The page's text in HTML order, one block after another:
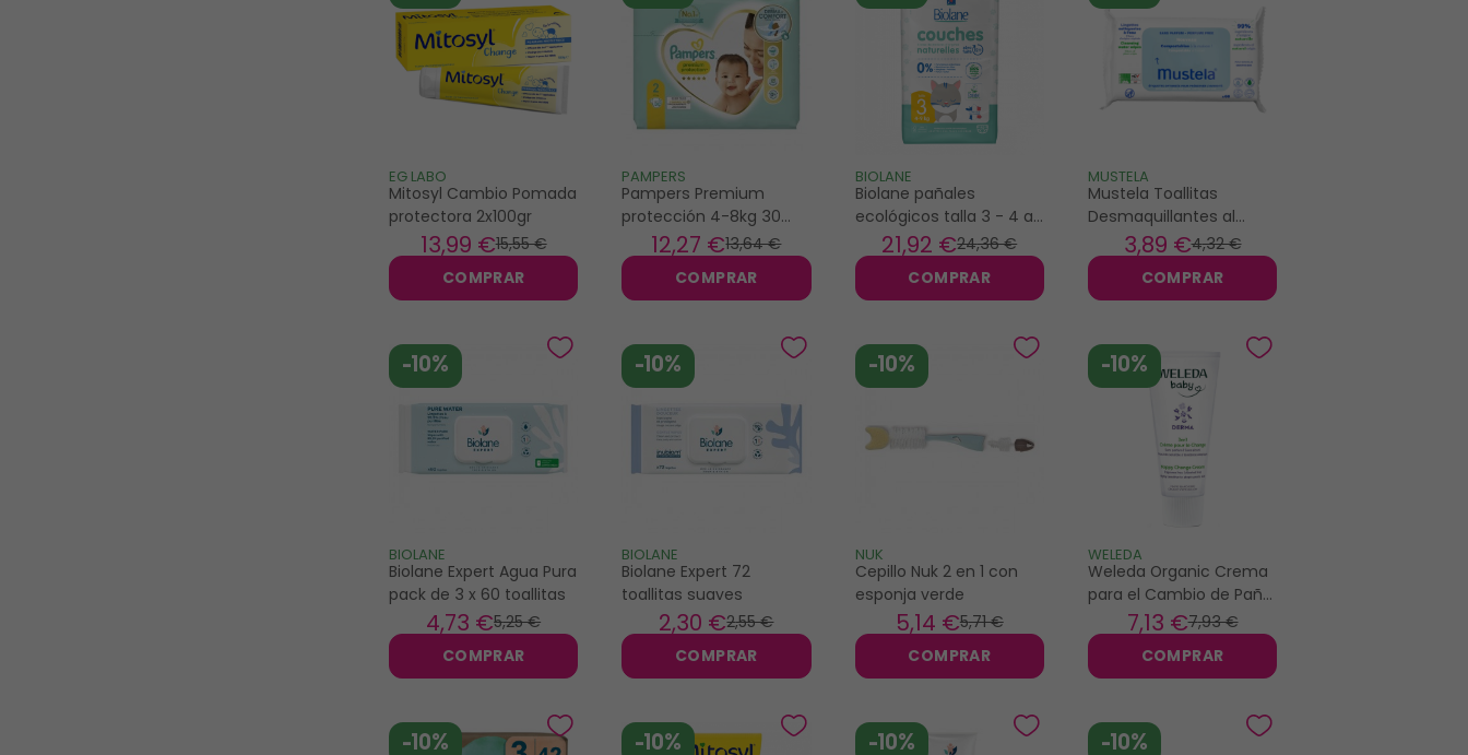
EG LABO
Mitosyl Cambio Pomada
protectora 2x100gr
15,55 €
13,99 €
COMPRAR
PAMPERS
Pampers Premium
protección 4-8kg 30
pañales talla 213,64 €
12,27 €
COMPRAR
BIOLANE
Biolane pañales
ecológicos talla 3 - 4 a
24,36 €
21,92 €
COMPRAR
MUSTELA
Mustela Toallitas
Desmaquillantes al
Agua sin Perfume
Compostables 60
Toallitas
4,32 €
3,89 €
COMPRAR
-10%
BIOLANE
Biolane Expert Agua Pura
pack de 3 x 60 toallitas
5,25 €
4,73 €
COMPRAR
-10%
BIOLANE
Biolane Expert 72
toallitas suaves
2,55 €
2,30 €
COMPRAR
-10%
NUK
Cepillo Nuk 2 en 1 con
esponja verde
5,71 €
5,14 €
COMPRAR
-10%
WELEDA
Weleda Organic Crema
para el Cambio de Pañal
3 en 1 50ml
7,93 €
7,13 €
COMPRAR
-10% -10% -10% -10%